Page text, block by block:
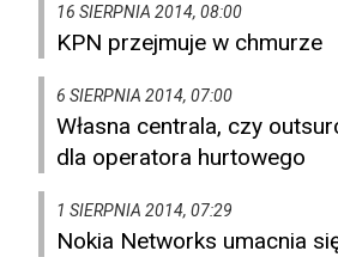
16 SIERPNIA 2014, 08:00
KPN przejmuje w chmurze
6 SIERPNIA 2014, 07:00
Własna centrala, czy
dla operatora hurtowego
1 SIERPNIA 2014, 07:29
Nokia Networks umacnia